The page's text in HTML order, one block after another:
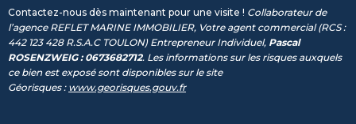
Contactez-nous dès maintenant pour une visite ! Collaborateur de
l’agence REFLET MARINE IMMOBILIER, Votre agent commercial (RCS :
442 123 428 R.S.A.C TOULON) Entrepreneur Individuel, Pascal
ROSENZWEIG : 0673682712. Les informations sur les risques auxquels
ce bien est exposé sont disponibles sur le site
Géorisques : www.georisques.gouv.fr